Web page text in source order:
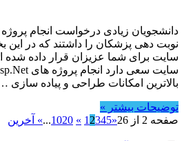
نوبت دهی پزشکان را داشتند که در
سایت برای شما عزیزان قرار داده شده
بالاترین امکانات طراحی و پیاده سازی
توضیحات بیشتر »
صفحه 2 از 26
«
1 2345
»
1020
...» آخرین